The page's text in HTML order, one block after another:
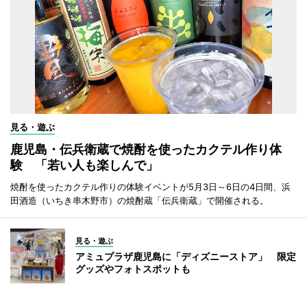
見る・遊ぶ
鹿児島・伝兵衛蔵で焼酎を使ったカクテル作り体
験 「若い人も楽しんで」
焼酎を使ったカクテル作りの体験イベントが5月3日～6日の4日間、浜
田酒造（いちき串木野市）の焼酎蔵「伝兵衛蔵」で開催される。
見る・遊ぶ
アミュプラザ鹿児島に「ディズニーストア」 限定
グッズやフォトスポットも